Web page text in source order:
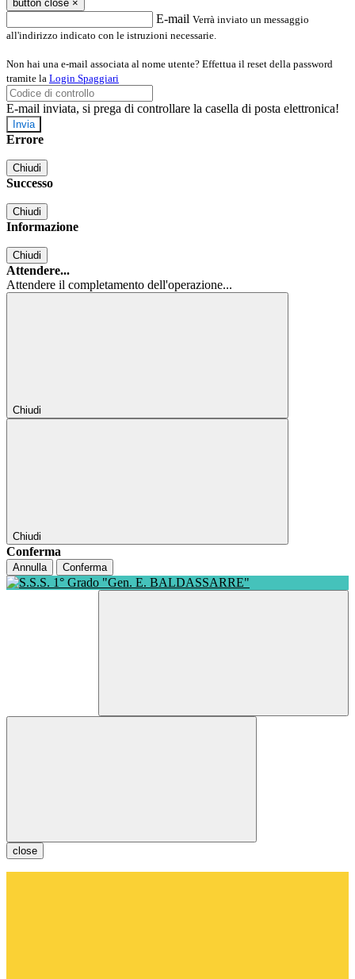
button close ×
E-mail Verrà inviato un messaggio
all'indirizzo indicato con le istruzioni necessarie.
Non hai una e-mail associata al nome utente? Effettua il reset della password
tramite la Login Spaggiari
E-mail inviata, si prega di controllare la casella di posta elettronica!
Errore
Chiudi
Successo
Chiudi
Informazione
Chiudi
Attendere...
Attendere il completamento dell'operazione...
Chiudi
Chiudi
Conferma
Annulla Conferma
close